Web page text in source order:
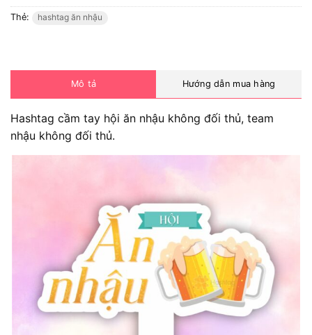
Thẻ: hashtag ăn nhậu
Mô tả Hướng dẫn mua hàng
Hashtag cầm tay hội ăn nhậu không đối thủ, team
nhậu không đối thủ.